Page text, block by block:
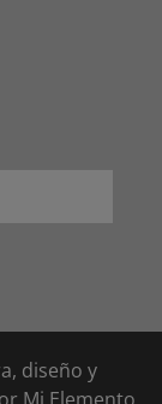
diseño y